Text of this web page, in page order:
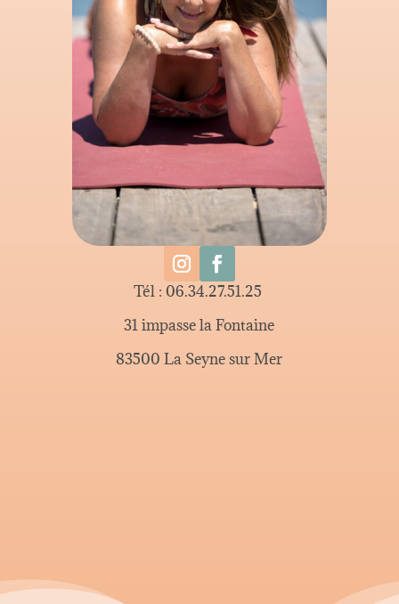
Tél : 06.34.27.51.25
31 impasse la Fontaine
83500 La Seyne sur Mer